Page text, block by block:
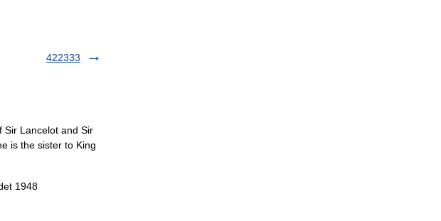
422333
Sir Lancelot and Sir
is the sister to King
1948